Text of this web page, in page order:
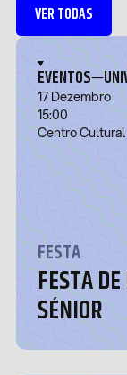
VER TODAS
EVENTOS—
17 Dezembro
15:00
Centro
FESTA
FESTA
SÉNIOR